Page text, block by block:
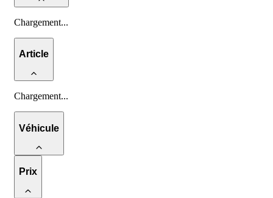
Chargement...
Article
Chargement...
Véhicule
Prix